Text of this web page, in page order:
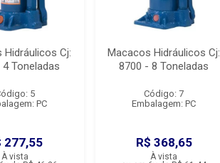
Hidráulicos Cj:
Toneladas
5
PC
277,55
À vista
Macacos Hidráulicos Cj:
8700 - 8 Toneladas
Código: 7
Embalagem: PC
R$ 368,65
À vista